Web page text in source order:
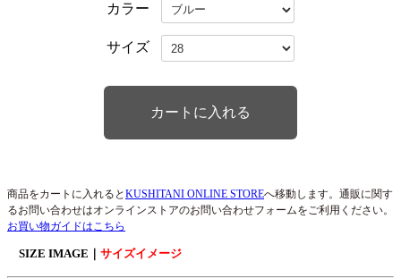
カラー
サイズ
商品をカートに入れると KUSHITANI ONLINE STOREへ移動します。通販に関す
るお問い合わせはオンラインストアのお問い合わせフォームをご利用ください。
お買い物ガイドはこちら
SIZE IMAGE｜ サイズイメージ